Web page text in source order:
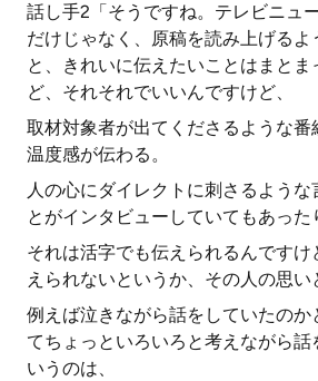
話し手2「そうですね。テレビニュ
だけじゃなく、原稿を読み上げる
と、きれいに伝えたいことはまとま
ど、それそれでいいんですけど、
取材対象者が出てくださるような番
温度感が伝わる。
人の心にダイレクトに刺さるような
とがインタビューしていてもあった
それは活字でも伝えられるんです
えられないというか、その人の思い
例えば泣きながら話をしていたの
てちょっといろいろと考えながら話
いうのは、